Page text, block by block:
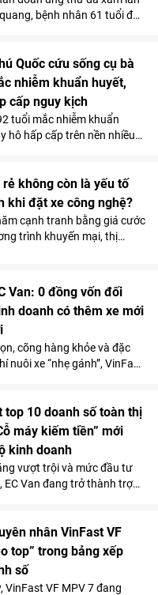
khoa Quốc tế Vinmec Hải
bệnh nhân 61 tuổi đã
ngay mà quyết định
một hướng hoàn toàn khác.
định tưởng chừng trái
trở thành bước ngoặt giúp
qua “cửa tử”.
Quốc cứu sống cụ bà
nhiễm khuẩn huyết,
cấp nguy kịch
tuổi mắc nhiễm khuẩn
hô hấp cấp trên nền nhiều
cá thể hóa, hạn chế tối đa
xâm lấn nguy hiểm.
rẻ không còn là yếu tố
khi đặt xe công nghệ?
cạnh tranh bằng giá cước
trình khuyến mại, thị
các nền tảng ngày càng thu
có xu hướng quan tâm
những yếu tố như thời
chất lượng phương tiện hay
dịch vụ.
Van: 0 đồng vốn đối
doanh có thêm xe mới
cõng hàng khỏe và đặc
nuôi xe “nhẹ gánh”, VinFast
top 10 doanh số toàn thị
máy kiếm tiền” mới
kinh doanh
vượt trội và mức đầu tư
EC Van đang trở thành trợ
số 1.092 xe bán ra trong
giúp mẫu xe tải điện của
mặt trong top 10 xe bán
thị trường.
nhân VinFast VF
top” trong bảng xếp
số
VinFast VF MPV 7 đang